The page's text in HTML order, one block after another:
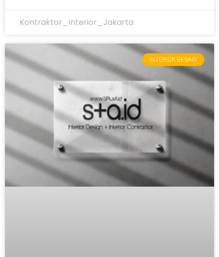
Kontraktor_Interior_Jakarta
INTERIOR DESAIN